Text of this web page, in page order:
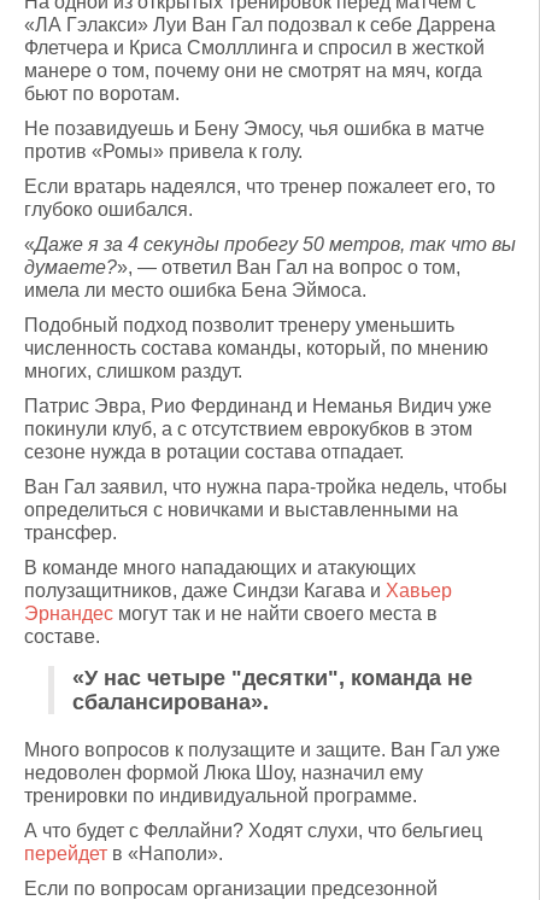
«ЛА Гэлакси» Луи Ван Гал подозвал к себе Даррена
Флетчера и Криса Смолллинга и спросил в жесткой
манере о том, почему они не смотрят на мяч, когда
бьют по воротам.
Не позавидуешь и Бену Эмосу, чья ошибка в матче
против «Ромы» привела к голу.
Если вратарь надеялся, что тренер пожалеет его, то
глубоко ошибался.
«Даже я за 4 секунды пробегу 50 метров, так что вы
думаете?», — ответил Ван Гал на вопрос о том,
имела ли место ошибка Бена Эймоса.
Подобный подход позволит тренеру уменьшить
численность состава команды, который, по мнению
многих, слишком раздут.
Патрис Эвра, Рио Фердинанд и Неманья Видич уже
покинули клуб, а с отсутствием еврокубков в этом
сезоне нужда в ротации состава отпадает.
Ван Гал заявил, что нужна пара-тройка недель, чтобы
определиться с новичками и выставленными на
трансфер.
В команде много нападающих и атакующих
полузащитников, даже Синдзи Кагава и Хавьер
Эрнандес могут так и не найти своего места в
составе.
«У нас четыре "десятки", команда не
сбалансирована».
Много вопросов к полузащите и защите. Ван Гал уже
недоволен формой Люка Шоу, назначил ему
тренировки по индивидуальной программе.
А что будет с Феллайни? Ходят слухи, что бельгиец
перейдет в «Наполи».
Если по вопросам организации предсезонной